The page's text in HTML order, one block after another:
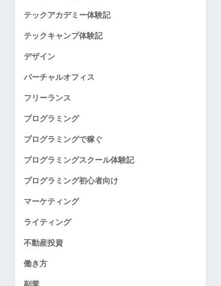
テックアカデミー体験記
テックキャンプ体験記
デザイン
バーチャルオフィス
フリーランス
プログラミング
プログラミングで稼ぐ
プログラミングスクール体験記
プログラミング初心者向け
マーケティング
ライティング
不動産投資
働き方